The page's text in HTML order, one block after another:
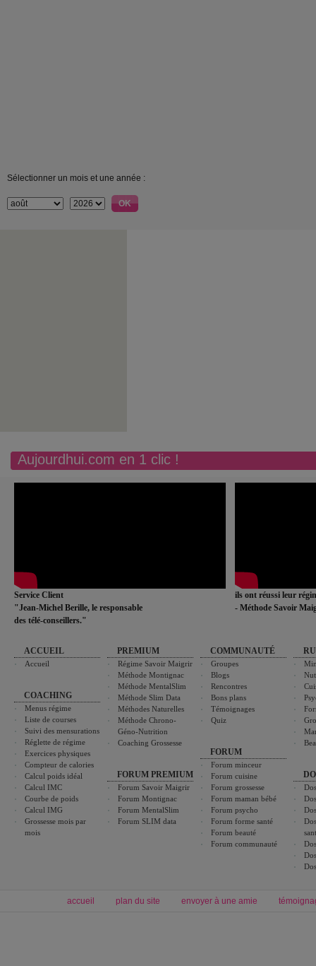
Sélectionner un mois et une année :
Aujourdhui.com en 1 clic !
Service Client
"Jean-Michel Berille, le responsable
des télé-conseillers."
ils ont réussi leur
- Méthode Savoir
ACCUEIL
Accueil
COACHING
Menus régime
Liste de courses
Suivi des mensurations
Réglette de régime
Exercices physiques
Compteur de calories
Calcul poids idéal
Calcul IMC
Courbe de poids
Calcul IMG
Grossesse mois par
mois
PREMIUM
Régime Savoir Maigrir
Méthode Montignac
Méthode MentalSlim
Méthode Slim Data
Méthodes Naturelles
Méthode Chrono-
Géno-Nutrition
Coaching Grossesse
FORUM PREMIUM
Forum Savoir Maigrir
Forum Montignac
Forum MentalSlim
Forum SLIM data
COMMUNAUTÉ
Groupes
Blogs
Rencontres
Bons plans
Témoignages
Quiz
FORUM
Forum minceur
Forum cuisine
Forum grossesse
Forum maman bébé
Forum psycho
Forum forme santé
Forum beauté
Forum communauté
accueil plan du site envoyer à une amie